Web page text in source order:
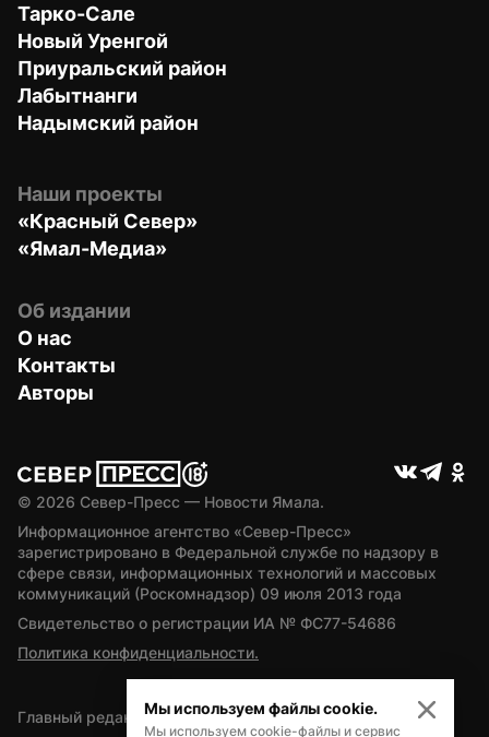
Тарко-Сале
Новый Уренгой
Приуральский район
Лабытнанги
Надымский район
Наши проекты
«Красный Север»
«Ямал-Медиа»
Об издании
О нас
Контакты
Авторы
© 2026 Север-Пресс — Новости Ямала.
Информационное агентство «Север-Пресс»
зарегистрировано в Федеральной службе по надзору в
сфере связи, информационных технологий и массовых
коммуникаций (Роскомнадзор) 09 июля 2013 года
Свидетельство о регистрации ИА № ФС77-54686
Политика конфиденциальности.
Главный редактор — А.Л. Поздеев
Мы используем файлы cookie.
Мы используем cookie-файлы и сервис